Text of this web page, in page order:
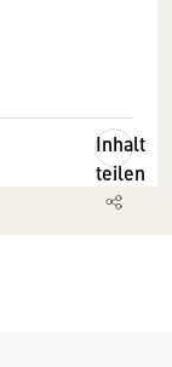
Inhalt
teilen